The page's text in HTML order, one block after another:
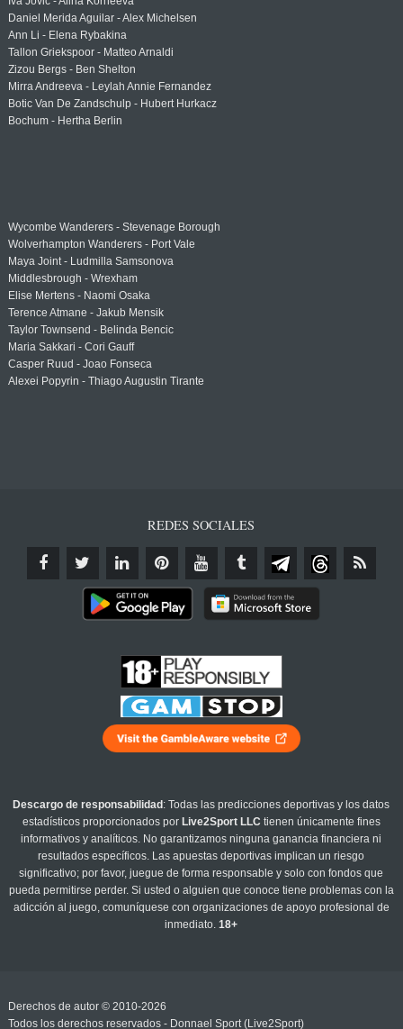
Daniel Merida Aguilar - Alex Michelsen
Ann Li - Elena Rybakina
Tallon Griekspoor - Matteo Arnaldi
Zizou Bergs - Ben Shelton
Mirra Andreeva - Leylah Annie Fernandez
Botic Van De Zandschulp - Hubert Hurkacz
Bochum - Hertha Berlin
Wycombe Wanderers - Stevenage Borough
Wolverhampton Wanderers - Port Vale
Maya Joint - Ludmilla Samsonova
Middlesbrough - Wrexham
Elise Mertens - Naomi Osaka
Terence Atmane - Jakub Mensik
Taylor Townsend - Belinda Bencic
Maria Sakkari - Cori Gauff
Casper Ruud - Joao Fonseca
Alexei Popyrin - Thiago Augustin Tirante
REDES SOCIALES
Descargo de responsabilidad : Todas las predicciones deportivas y los datos
estadísticos proporcionados por Live2Sport LLC tienen únicamente fines
informativos y analíticos. No garantizamos ninguna ganancia financiera ni
resultados específicos. Las apuestas deportivas implican un riesgo
significativo; por favor, juegue de forma responsable y solo con fondos que
pueda permitirse perder. Si usted o alguien que conoce tiene problemas con la
adicción al juego, comuníquese con organizaciones de apoyo profesional de
inmediato.18+
Derechos de autor © 2010-2026
Todos los derechos reservados - Donnael Sport (Live2Sport)